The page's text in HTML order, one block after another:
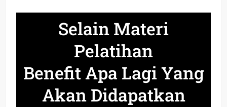
Selain Materi
Pelatihan
Benefit Apa Lagi Yang
Akan Didapatkan